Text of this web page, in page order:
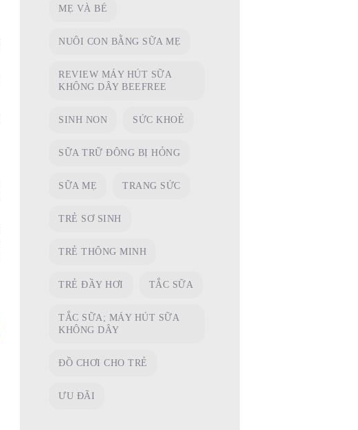
MẸ VÀ BÉ
NUÔI CON BẰNG SỮA MẸ
REVIEW MÁY HÚT SỮA
KHÔNG DÂY BEEFREE
SINH NON SỨC KHOẺ
SỮA TRỮ ĐÔNG BỊ HỎNG
SỮA MẸ TRANG SỨC
TRẺ SƠ SINH
TRẺ THÔNG MINH
TRẺ ĐẦY HƠI TẮC SỮA
TẮC SỮA; MÁY HÚT SỮA
KHÔNG DÂY
ĐỒ CHƠI CHO TRẺ
ƯU ĐÃI